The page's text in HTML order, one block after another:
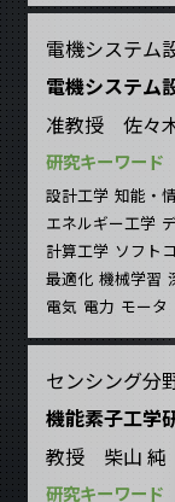
電機システム
電機システム
准教授 佐々
研究キーワード
設計工学 知能・
エネルギー工学
計算工学 ソフト
最適化 機械学習
電気 電力 モータ
センシング分
機能素子工学
教授 柴山 純
研究キーワード